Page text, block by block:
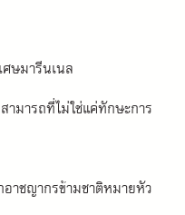
ษมารีนเนล
มารถที่ไม่ใช่แค่ทักษะการ
าชญากรข้ามชาติหมายหัว